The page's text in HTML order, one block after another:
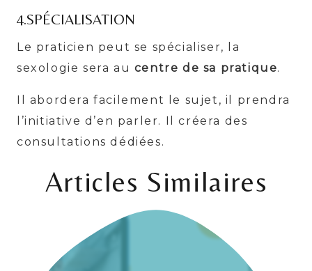
4.SPÉCIALISATION
Le praticien peut se spécialiser, la
sexologie sera au centre de sa pratique.
Il abordera facilement le sujet, il prendra
l’initiative d’en parler. Il créera des
consultations dédiées.
Articles Similaires